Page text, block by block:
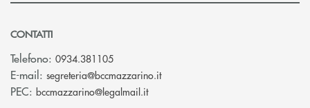
CONTATTI
Telefono: 0934.381105
E-mail: segreteria@bccmazzarino.it(si apre l’app di posta
PEC: bccmazzarino@legalmail.it(si apre l’app di posta elettronica)